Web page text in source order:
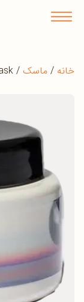
خانه / ماسک / Nouvelle Every You Hyderation Mask